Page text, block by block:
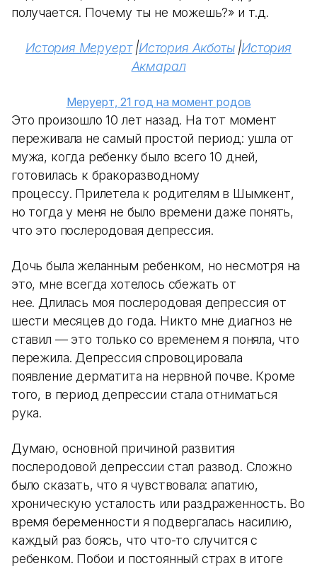
получается. Почему ты не можешь?» и т.д.
История Меруерт|История Акботы|История
Акмарал
Меруерт, 21 год на момент родов
Это произошло 10 лет назад. На тот момент
переживала не самый простой период: ушла от
мужа, когда ребенку было всего 10 дней,
готовилась к бракоразводному
процессу. Прилетела к родителям в Шымкент,
но тогда у меня не было времени даже понять,
что это послеродовая депрессия.
Дочь была желанным ребенком, но несмотря на
это, мне всегда хотелось сбежать от
нее. Длилась моя послеродовая депрессия от
шести месяцев до года. Никто мне диагноз не
ставил — это только со временем я поняла, что
пережила. Депрессия спровоцировала
появление дерматита на нервной почве. Кроме
того, в период депрессии стала отниматься
рука.
Думаю, основной причиной развития
послеродовой депрессии стал развод. Сложно
было сказать, что я чувствовала: апатию,
хроническую усталость или раздраженность. Во
время беременности я подвергалась насилию,
каждый раз боясь, что что-то случится с
ребенком. Побои и постоянный страх в итоге